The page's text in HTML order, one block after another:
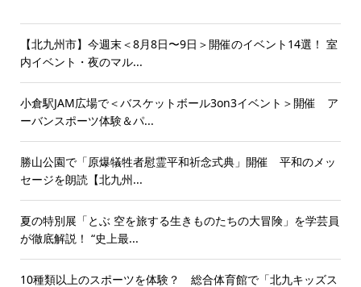
【北九州市】今週末＜8月8日〜9日＞開催のイベント14選！ 室
内イベント・夜のマル...
小倉駅JAM広場で＜バスケットボール3on3イベント＞開催 ア
ーバンスポーツ体験＆パ...
勝山公園で「原爆犠牲者慰霊平和祈念式典」開催 平和のメッ
セージを朗読【北九州...
夏の特別展「とぶ 空を旅する生きものたちの大冒険」を学芸員
が徹底解説！ “史上最...
10種類以上のスポーツを体験？ 総合体育館で「北九キッズス